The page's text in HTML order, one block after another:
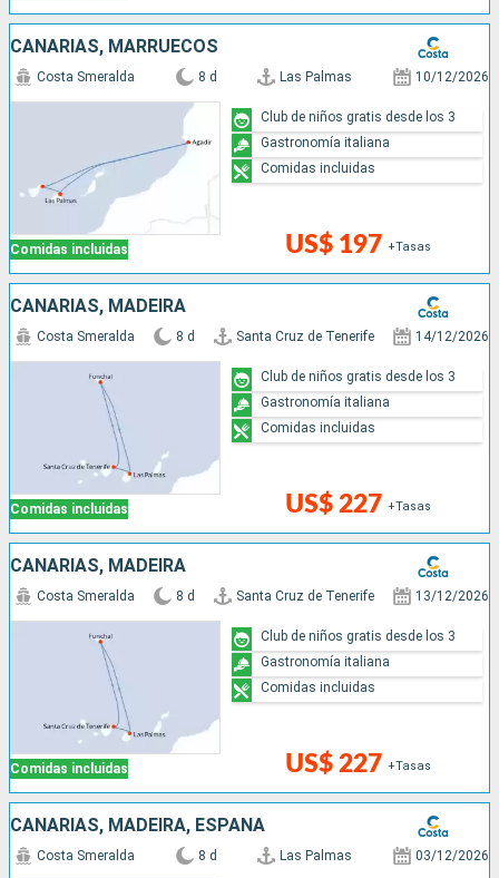
CANARIAS, MARRUECOS
Comidas incluidas
Costa Smeralda 8 d Las Palmas 10/12/2026
US$ 197 +Tasas
Club de niños gratis desde los 3
Gastronomía italiana
Comidas incluidas
CANARIAS, MADEIRA
Comidas incluidas
Costa Smeralda 8 d Santa Cruz de Tenerife 14/12/2026
US$ 227 +Tasas
Club de niños gratis desde los 3
Gastronomía italiana
Comidas incluidas
CANARIAS, MADEIRA
Comidas incluidas
Costa Smeralda 8 d Santa Cruz de Tenerife 13/12/2026
US$ 227 +Tasas
Club de niños gratis desde los 3
Gastronomía italiana
Comidas incluidas
CANARIAS, MADEIRA, ESPAÑA
Costa Smeralda 8 d Las Palmas 03/12/2026